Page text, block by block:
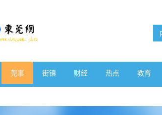
莞事 街镇 财经 热点 教育